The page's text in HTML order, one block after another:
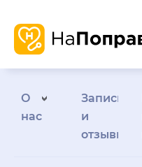
О
нас
Запись
и
отзывы